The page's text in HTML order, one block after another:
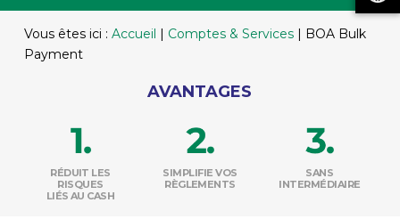
Vous êtes ici : Accueil | Comptes & Services| BOA Bulk
Payment
AVANTAGES
RÉDUIT LES
RISQUES
LIÉS AU CASH
SIMPLIFIE VOS
RÈGLEMENTS
SANS
INTERMÉDIAIRE